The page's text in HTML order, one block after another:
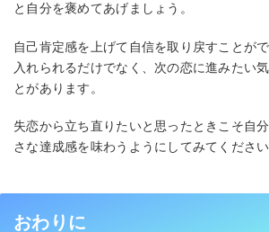
と自分を褒めてあげましょう。
自己肯定感を上げて自信を取り戻すことが
入れられるだけでなく、次の恋に進みたい
とがあります。
失恋から立ち直りたいと思ったときこそ自
さな達成感を味わうようにしてみてください
おわりに